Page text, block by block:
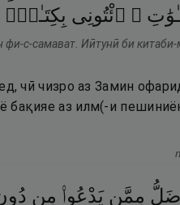
ٱئْتُونِى بِكِتَـٰبٍۢ
фи-с-самават. Иӣтунӣ би
чӣ чизро аз Замин
бақияе аз илм(-и
أَضَلُّ مِمَّن يَدْعُوا۟ مِن